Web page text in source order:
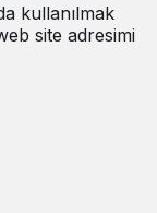
kullanılmak
site adresimi